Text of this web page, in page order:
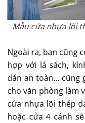
Mẫu cửa nhựa lõi
Ngoài ra, bạn cũng
hợp với lá sách,
dán an toàn… cũng
cho văn phòng làm
cửa nhựa lõi thép
hoặc cửa 4 cánh